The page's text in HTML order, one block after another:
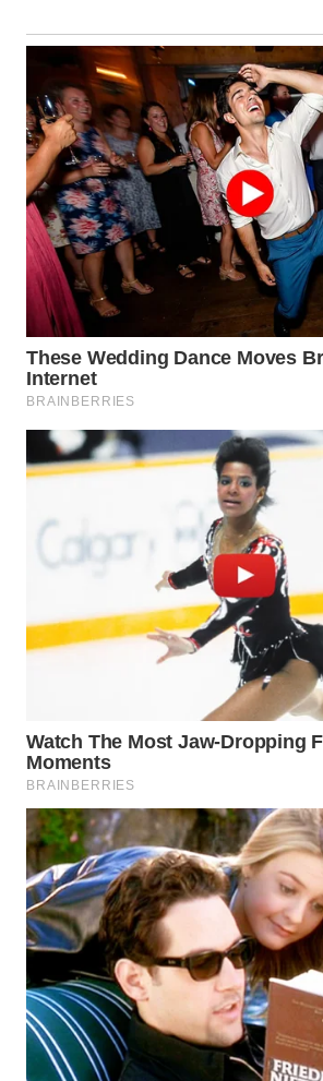
WN
DANAU
TOBA
WN
NIAS
WN
LANGKAT
WN
TAPANULI
SELATAN
WN
TANJUNG
LESUNG
WN
KARO
WN
SIMALUNGUN
WN
TAPANULI
TENGAH
WN DELI
SERDANG
WN
TEBING
TINGGI
WN